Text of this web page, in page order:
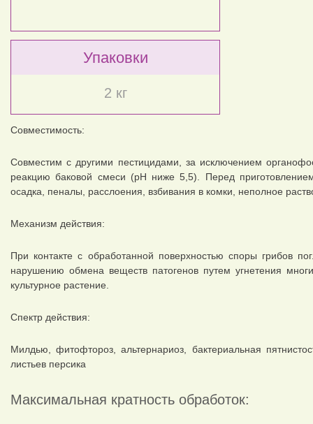
Упаковки
2 кг
Совместимость:
Совместим с другими пестицидами, за исключением
реакцию баковой смеси (рН ниже 5,5). Перед
осадка, пеналы, расслоения, взбивания в комки, неполное
Механизм действия:
При контакте с обработанной поверхностью споры грибов
нарушению обмена веществ патогенов путем угнетения
культурное растение.
Спектр действия:
Милдью, фитофтороз, альтернариоз, бактериальная
листьев персика
Максимальная кратность обработок: